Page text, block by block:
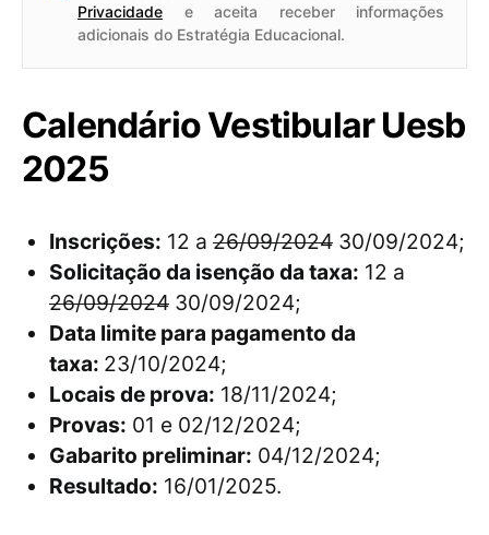
Privacidade e aceita receber informações
adicionais do Estratégia Educacional.
Calendário Vestibular Uesb
2025
Inscrições: 12 a 26/09/2024 30/09/2024;
Solicitação da isenção da taxa: 12 a
26/09/2024 30/09/2024;
Data limite para pagamento da
taxa: 23/10/2024;
Locais de prova: 18/11/2024;
Provas: 01 e 02/12/2024;
Gabarito preliminar: 04/12/2024;
Resultado: 16/01/2025.